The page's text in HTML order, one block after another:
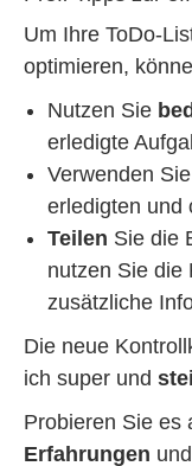
Um Ihre ToDo-
optimieren,
Nutzen Sie
erledigte
Verwenden Sie
erledigten und
Teilen Sie die
nutzen Sie die
zusätzliche
Die neue
ich super und
Probieren Sie es
Erfahrungen